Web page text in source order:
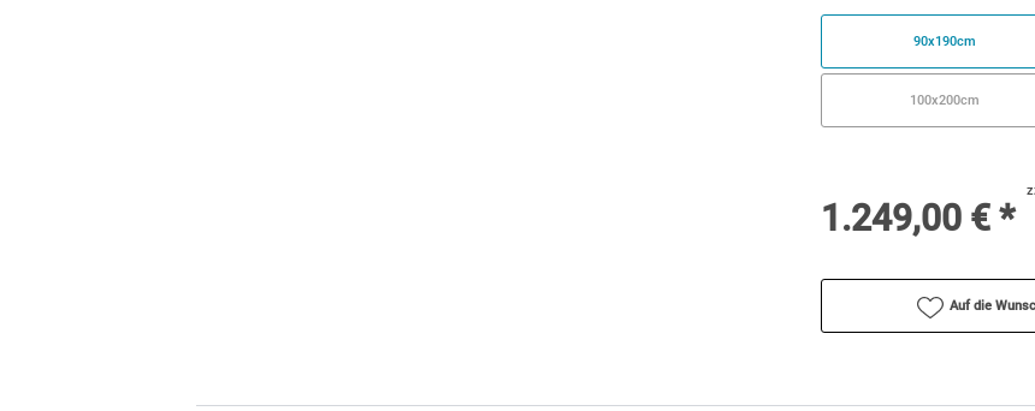
90x190cm
100x200cm
1.249,00 € *
Auf die